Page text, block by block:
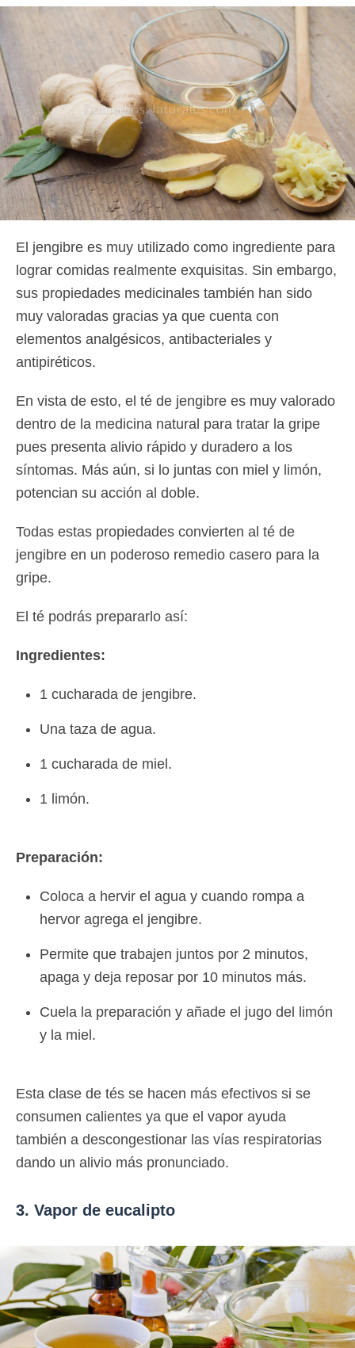
El jengibre es muy utilizado como ingrediente para
lograr comidas realmente exquisitas. Sin embargo,
sus propiedades medicinales también han sido
muy valoradas gracias ya que cuenta con
elementos analgésicos, antibacteriales y
antipiréticos.
En vista de esto, el té de jengibre es muy valorado
dentro de la medicina natural para tratar la gripe
pues presenta alivio rápido y duradero a los
síntomas. Más aún, si lo juntas con miel y limón,
potencian su acción al doble.
Todas estas propiedades convierten al té de
jengibre en un poderoso remedio casero para la
gripe.
El té podrás prepararlo así:
Ingredientes:
1 cucharada de jengibre.
Una taza de agua.
1 cucharada de miel.
1 limón.
Preparación:
Coloca a hervir el agua y cuando rompa a
hervor agrega el jengibre.
Permite que trabajen juntos por 2 minutos,
apaga y deja reposar por 10 minutos más.
Cuela la preparación y añade el jugo del limón
y la miel.
Esta clase de tés se hacen más efectivos si se
consumen calientes ya que el vapor ayuda
también a descongestionar las vías respiratorias
dando un alivio más pronunciado.
3. Vapor de eucalipto